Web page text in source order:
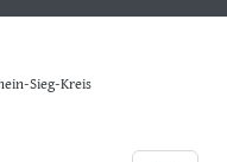
Sieg-Kreis